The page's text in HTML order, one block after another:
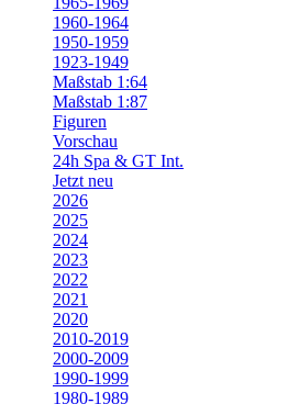
1960-1964
1950-1959
1923-1949
Maßstab 1:64
Maßstab 1:87
Figuren
Vorschau
24h Spa & GT Int.
Jetzt neu
2026
2025
2024
2023
2022
2021
2020
2010-2019
2000-2009
1990-1999
1980-1989